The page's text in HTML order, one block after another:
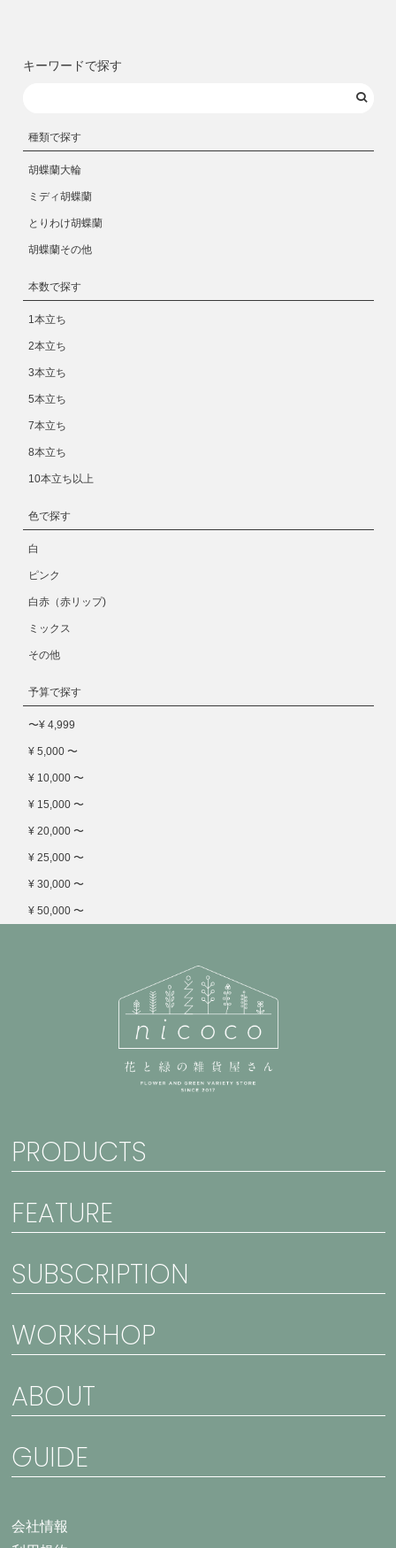
キーワードで探す
種類で探す
胡蝶蘭大輪
ミディ胡蝶蘭
とりわけ胡蝶蘭
胡蝶蘭その他
本数で探す
1本立ち
2本立ち
3本立ち
5本立ち
7本立ち
8本立ち
10本立ち以上
色で探す
白
ピンク
白赤（赤リップ)
ミックス
その他
予算で探す
〜¥ 4,999
¥ 5,000 〜
¥ 10,000 〜
¥ 15,000 〜
¥ 20,000 〜
¥ 25,000 〜
¥ 30,000 〜
¥ 50,000 〜
PRODUCTS
FEATURE
SUBSCRIPTION
WORKSHOP
ABOUT
GUIDE
会社情報